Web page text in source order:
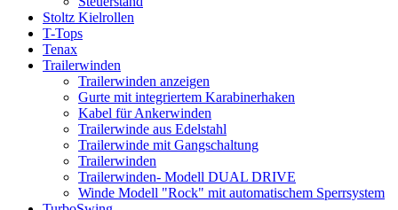
Stoltz Kielrollen
T-Tops
Tenax
Trailerwinden
Trailerwinden anzeigen
Gurte mit integriertem Karabinerhaken
Kabel für Ankerwinden
Trailerwinde aus Edelstahl
Trailerwinde mit Gangschaltung
Trailerwinden
Trailerwinden- Modell DUAL DRIVE
Winde Modell "Rock" mit automatischem Sperrsystem